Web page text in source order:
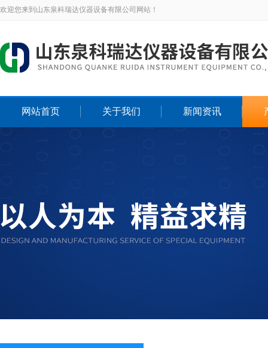
欢迎您来到山东泉科瑞达仪器设备有限公司网站！
网站首页 关于我们 新闻资讯